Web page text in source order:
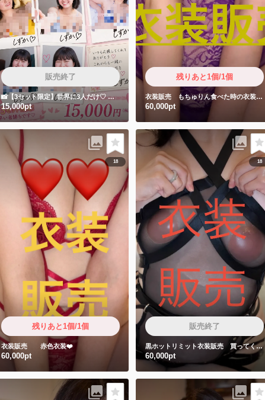
販売終了
📸【3セット限定】世界に3人だけ♡ しずかちゃん直筆サイン入りチェキ5枚セット
15,000pt
残りあと1個/1個
衣装販売 もちゅりん食べた時の衣装です❤️
60,000pt
18
残りあと1個/1個
衣装販売 赤色衣装❤️
60,000pt
18
販売終了
黒ホットリミット衣装販売 買ってくれた人しか見れない特典動画2本付き❤️
60,000pt